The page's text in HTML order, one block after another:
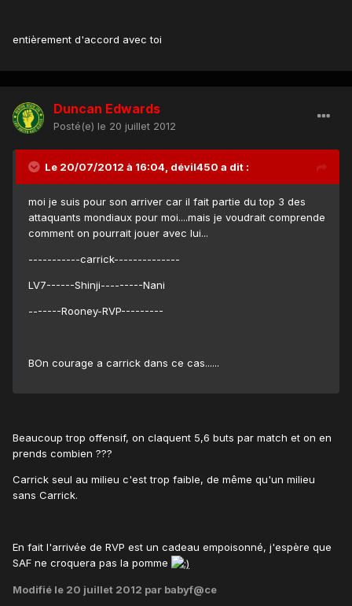
entièrement d'accord avec toi
Duncan Edwards
Posté(e) le 20 juillet 2012
Le 20/07/2012 à 16:04, dévil450 a dit :
moi je suis pour son arriver car il fait partie du top 3 des
attaquants mondiaux pour moi....mais je voudrait comprende
comment on pourrait jouer avec lui...
-----------carrick--------------
LV7------Shinji---------Nani
-------Rooney-RVP---------
BOn courage a carrick dans ce cas......
Beaucoup trop offensif, on claquent 5,6 buts par match et on en
prends combien ???
Carrick seul au milieu c'est trop faible, de même qu'un milieu
sans Carrick.
En fait l'arrivée de RVP est un cadeau empoisonné, j'espère que
SAF ne croquera pas la pomme
Modifié le 20 juillet 2012 par babyf@ce